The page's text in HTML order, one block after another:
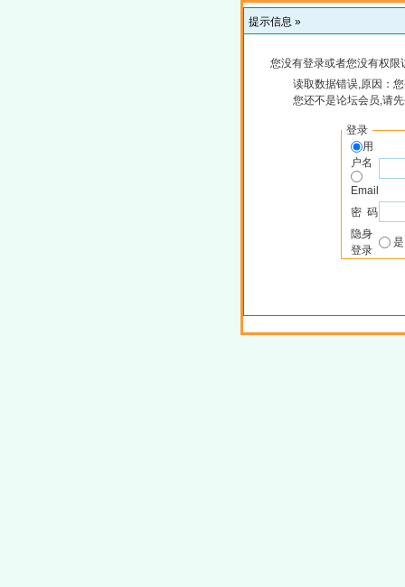
提示信息 »
您没有登录或者您没有权
读取数据错误,原因：
您还不是论坛会员,请
登录
用
户名
Email
密 码
隐身
登录